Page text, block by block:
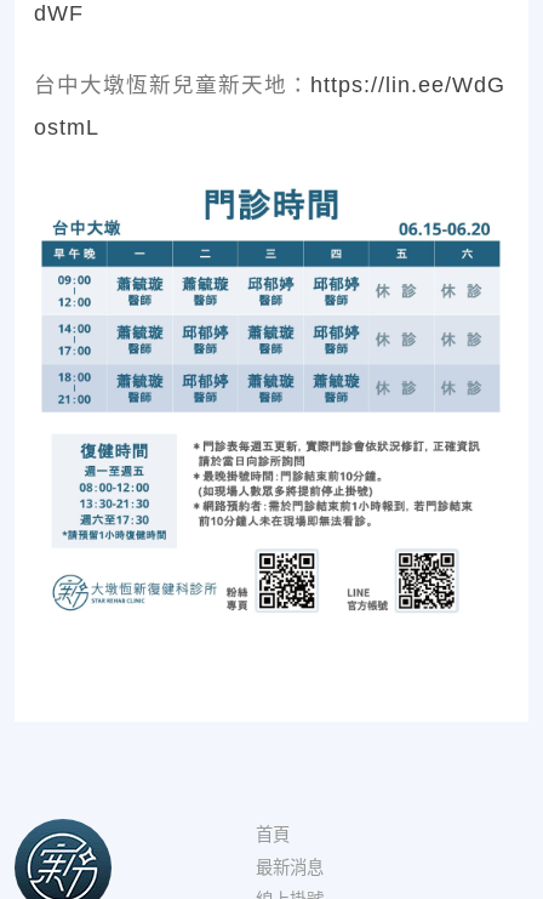
dWF
台中大墩恆新兒童新天地： https://lin.ee/WdG
ostmL
首頁
最新消息